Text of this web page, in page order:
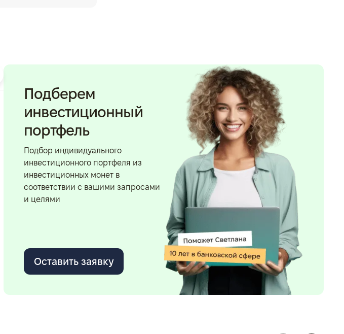
Подберем
инвестиционный
портфель
Подбор индивидуального
инвестиционного портфеля из
инвестиционных монет в
соответствии с вашими запросами
и целями
Оставить заявку